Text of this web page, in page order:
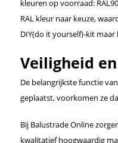
kleuren op voorraad:
RAL kleur naar keuze,
DIY(do it yourself)-kit
Veiligheid
De belangrijkste functie
geplaatst, voorkomen ze
Bij Balustrade Online
kwalitatief hoogwaardig